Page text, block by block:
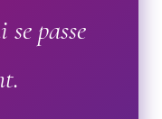
passe